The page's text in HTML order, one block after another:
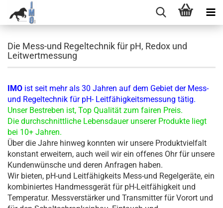
Die Mess-und Regeltechnik für pH, Redox und
Leitwertmessung
IMO ist seit mehr als 30 Jahren auf dem Gebiet der Mess-
und Regeltechnik für pH- Leitfähigkeitsmessung tätig.
Unser Bestreben ist, Top Qualität zum fairen Preis.
Die durchschnittliche Lebensdauer unserer Produkte liegt
bei 10+ Jahren.
Über die Jahre hinweg konnten wir unsere Produktvielfalt
konstant erweitern, auch weil wir ein offenes Ohr für unsere
Kundenwünsche und deren Anfragen haben.
Wir bieten, pH-und Leitfähigkeits Mess-und Regelgeräte, ein
kombiniertes Handmessgerät für pH-Leitfähigkeit und
Temperatur. Messverstärker und Transmitter für Vorort und